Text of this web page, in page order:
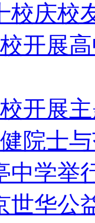
校庆校
开展
开展
院士
中学举
世华公